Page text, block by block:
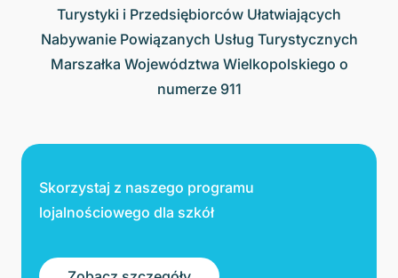
Turystyki i Przedsiębiorców Ułatwiających
Nabywanie Powiązanych Usług Turystycznych
Marszałka Województwa Wielkopolskiego o
numerze 911
Skorzystaj z naszego programu
lojalnościowego dla szkół